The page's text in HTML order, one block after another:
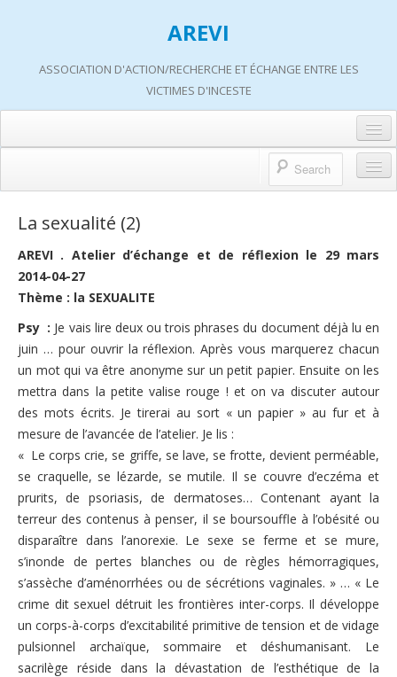
AREVI
ASSOCIATION D'ACTION/RECHERCHE ET ÉCHANGE ENTRE LES
VICTIMES D'INCESTE
A propos d’AREVI
Les groupes de paroles
Les ateliers
S’informer
Adhérer
Nous soutenir
Nous contacter
Politique de cookies (UE)
Qui sommes-nous ?
Travaux AREVI
Adhérer
Pour les bénévoles
Nous faire connaître
Dépliant de présentation
Les groupes de paroles
Fonctionnement des groupes de parole
Groupes de parole à Paris
Groupes de parole à Rouen
Groupes de parole à Toulouse
La sexualité (2)
AREVI . Atelier d’échange et de réflexion le 29 mars
2014-04-27
Thème : la SEXUALITE
Psy : Je vais lire deux ou trois phrases du document déjà lu en
juin … pour ouvrir la réflexion. Après vous marquerez chacun
un mot qui va être anonyme sur un petit papier. Ensuite on les
mettra dans la petite valise rouge ! et on va discuter autour
des mots écrits. Je tirerai au sort « un papier » au fur et à
mesure de l’avancée de l’atelier. Je lis :
« Le corps crie, se griffe, se lave, se frotte, devient perméable,
se craquelle, se lézarde, se mutile. Il se couvre d’eczéma et
prurits, de psoriasis, de dermatoses… Contenant ayant la
terreur des contenus à penser, il se boursouffle à l’obésité ou
disparaître dans l’anorexie. Le sexe se ferme et se mure,
s’inonde de pertes blanches ou de règles hémorragiques,
s’assèche d’aménorrhées ou de sécrétions vaginales. » … « Le
crime dit sexuel détruit les frontières inter-corps. Il développe
un corps-à-corps d’excitabilité primitive de tension et de vidage
pulsionnel archaïque, sommaire et déshumanisant. Le
sacrilège réside dans la dévastation de l’esthétique de la